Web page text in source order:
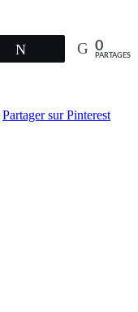
Tweetez 0
PARTAGES
Partager sur Pinterest